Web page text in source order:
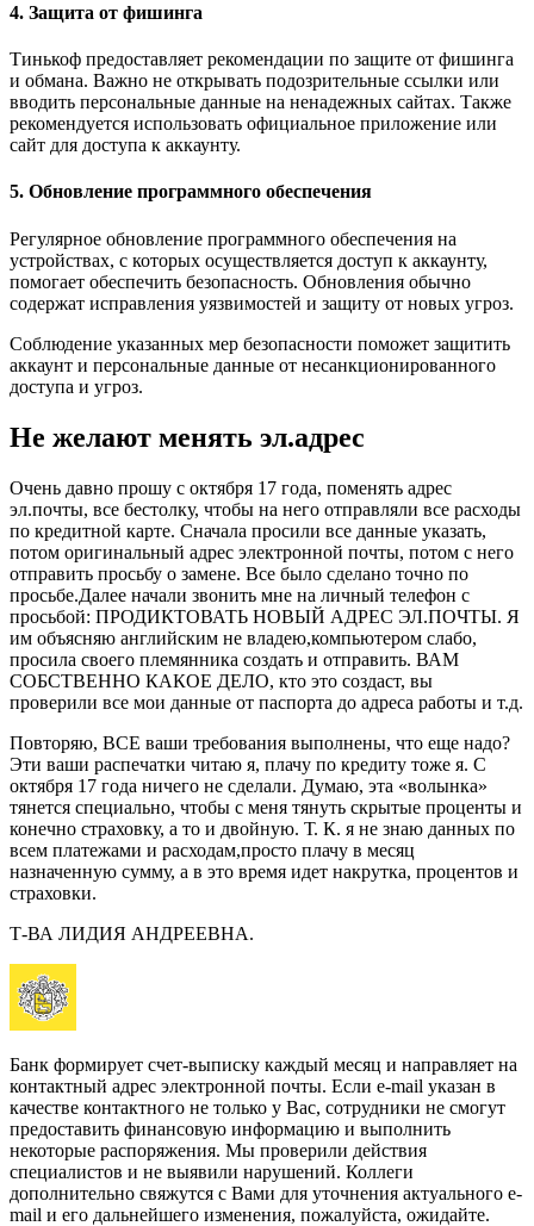
4. Защита от фишинга
Тинькоф предоставляет рекомендации по защите от фишинга
и обмана. Важно не открывать подозрительные ссылки или
вводить персональные данные на ненадежных сайтах. Также
рекомендуется использовать официальное приложение или
сайт для доступа к аккаунту.
5. Обновление программного обеспечения
Регулярное обновление программного обеспечения на
устройствах, с которых осуществляется доступ к аккаунту,
помогает обеспечить безопасность. Обновления обычно
содержат исправления уязвимостей и защиту от новых угроз.
Соблюдение указанных мер безопасности поможет защитить
аккаунт и персональные данные от несанкционированного
доступа и угроз.
Не желают менять эл.адрес
Очень давно прошу с октября 17 года, поменять адрес
эл.почты, все бестолку, чтобы на него отправляли все расходы
по кредитной карте. Сначала просили все данные указать,
потом оригинальный адрес электронной почты, потом с него
отправить просьбу о замене. Все было сделано точно по
просьбе.Далее начали звонить мне на личный телефон с
просьбой: ПРОДИКТОВАТЬ НОВЫЙ АДРЕС ЭЛ.ПОЧТЫ. Я
им объясняю английским не владею,компьютером слабо,
просила своего племянника создать и отправить. ВАМ
СОБСТВЕННО КАКОЕ ДЕЛО, кто это создаст, вы
проверили все мои данные от паспорта до адреса работы и т.д.
Повторяю, ВСЕ ваши требования выполнены, что еще надо?
Эти ваши распечатки читаю я, плачу по кредиту тоже я. С
октября 17 года ничего не сделали. Думаю, эта «волынка»
тянется специально, чтобы с меня тянуть скрытые проценты и
конечно страховку, а то и двойную. Т. К. я не знаю данных по
всем платежами и расходам,просто плачу в месяц
назначенную сумму, а в это время идет накрутка, процентов и
страховки.
Т-ВА ЛИДИЯ АНДРЕЕВНА.
Банк формирует счет-выписку каждый месяц и направляет на
контактный адрес электронной почты. Если e-mail указан в
качестве контактного не только у Вас, сотрудники не смогут
предоставить финансовую информацию и выполнить
некоторые распоряжения. Мы проверили действия
специалистов и не выявили нарушений. Коллеги
дополнительно свяжутся с Вами для уточнения актуального e-
mail и его дальнейшего изменения, пожалуйста, ожидайте.